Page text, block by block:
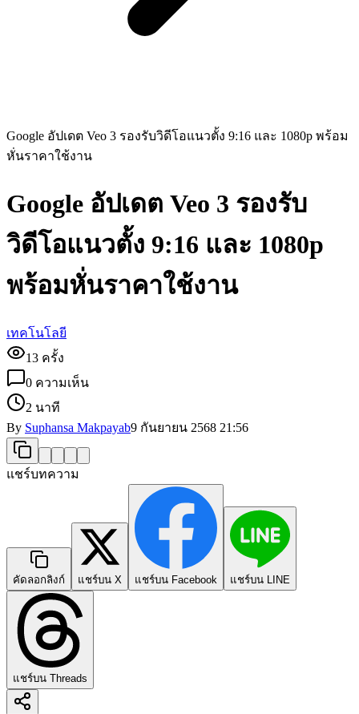
Google อัปเดต Veo 3 รองรับวิดีโอแนวตั้ง 9:16 และ 1080p พร้อม
หั่นราคาใช้งาน
Google อัปเดต Veo 3 รองรับ
วิดีโอแนวตั้ง 9:16 และ 1080p
พร้อมหั่นราคาใช้งาน
เทคโนโลยี
13 ครั้ง
0 ความเห็น
2 นาที
By Suphansa Makpayab9 กันยายน 2568 21:56
แชร์บทความ
คัดลอกลิงก์ แชร์บน X แชร์บน Facebook แชร์บน LINE
แชร์บน Threads